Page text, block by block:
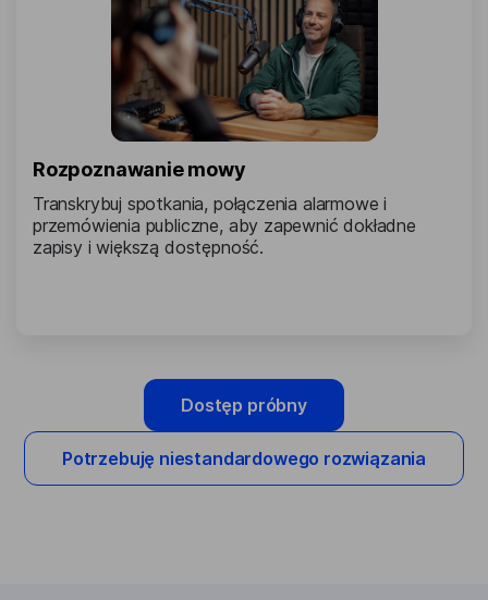
Rozpoznawanie mowy
Transkrybuj spotkania, połączenia alarmowe i
przemówienia publiczne, aby zapewnić dokładne
zapisy i większą dostępność.
Dostęp próbny
Potrzebuję niestandardowego rozwiązania